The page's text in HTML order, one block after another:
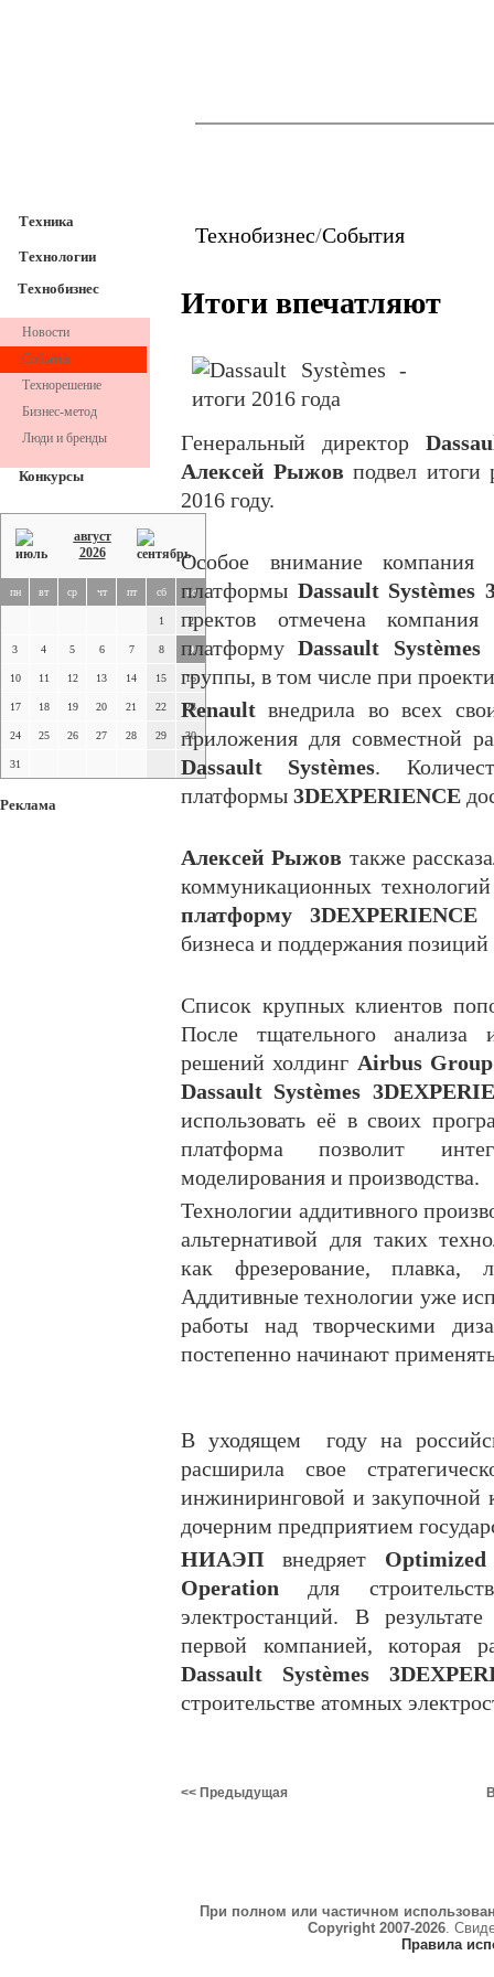
Техника
Технологии
Технобизнес
Новости
События
Технорешение
Бизнес-метод
Люди и бренды
Конкурсы
август
2026
пн вт ср чт пт сб вс
1 2
3 4 5 6 7 8 9
10 11 12 13 14 15 16
17 18 19 20 21 22 23
24 25 26 27 28 29 30
31
Реклама
Технобизнес/События
Итоги впечатляют
Генеральный директор
Алексей Рыжов подвел
2016 году.
Особое внимание
платформы Dassault Systèmes
пректов отмечена
платформуDassault Systèmes
группы, в том числе при
Renaultвнедрила во всех
приложения для совместной
Dassault Systèmes.
платформы 3DEXPERIENCE
Алексей Рыжов также
коммуникационных
платформу 3DEXPERIENCE
бизнеса и поддержания
Список крупных клиентов
После тщательного анализа
решений холдинг Airbus Group
Dassault Systèmes
использовать её в своих
платформа позволит
моделирования и производства.
Технологии аддитивного
альтернативой для таких
как фрезерование, плавка,
Аддитивные технологии уже
работы над творческими
постепенно начинают
В уходящем году на
расширила свое
инжиниринговой и закупочной
дочерним предприятием
НИАЭП внедряет
Operation для
электростанций. В
первой компанией, которая
Dassault Systèmes
строительстве атомных
<< Предыдущая
При полном или частичном
Copyright 2007-2026.
Правила